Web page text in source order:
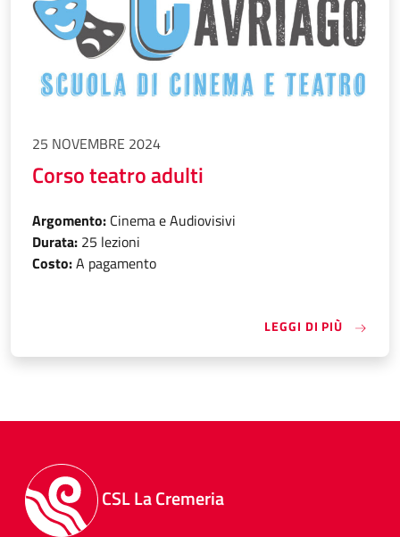
25 NOVEMBRE 2024
Corso teatro adulti
Argomento: Cinema e Audiovisivi
Durata: 25 lezioni
Costo:A pagamento
LEGGI DI PIÙ
CSL La Cremeria